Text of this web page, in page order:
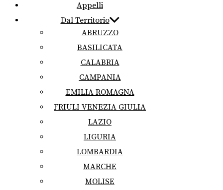
Appelli
Dal Territorio
ABRUZZO
BASILICATA
CALABRIA
CAMPANIA
EMILIA ROMAGNA
FRIULI VENEZIA GIULIA
LAZIO
LIGURIA
LOMBARDIA
MARCHE
MOLISE